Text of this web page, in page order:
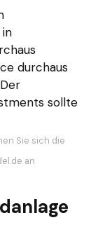
durchaus
sollte
Sie sich die
an